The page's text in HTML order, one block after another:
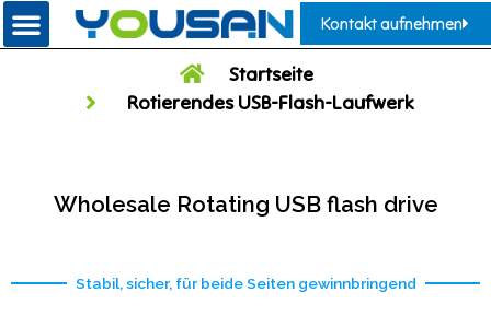
Kontakt aufnehmen
Startseite
Rotierendes USB-Flash-Laufwerk
Wholesale Rotating USB flash drive
Stabil, sicher, für beide Seiten gewinnbringend